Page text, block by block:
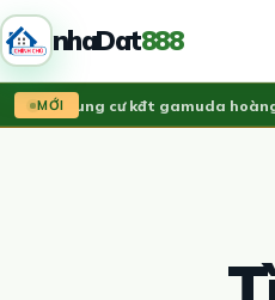
nhaDat888
MỚI
chung cư kđt gamuda hoàng